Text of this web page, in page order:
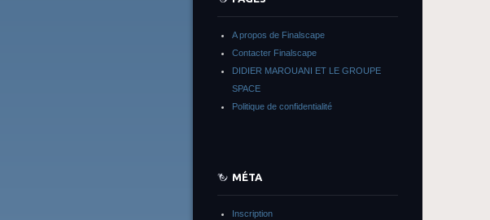
A propos de Finalscape
Contacter Finalscape
DIDIER MAROUANI ET LE GROUPE
SPACE
Politique de confidentialité
MÉTA
Inscription